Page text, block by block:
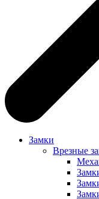
Замки
Врезные